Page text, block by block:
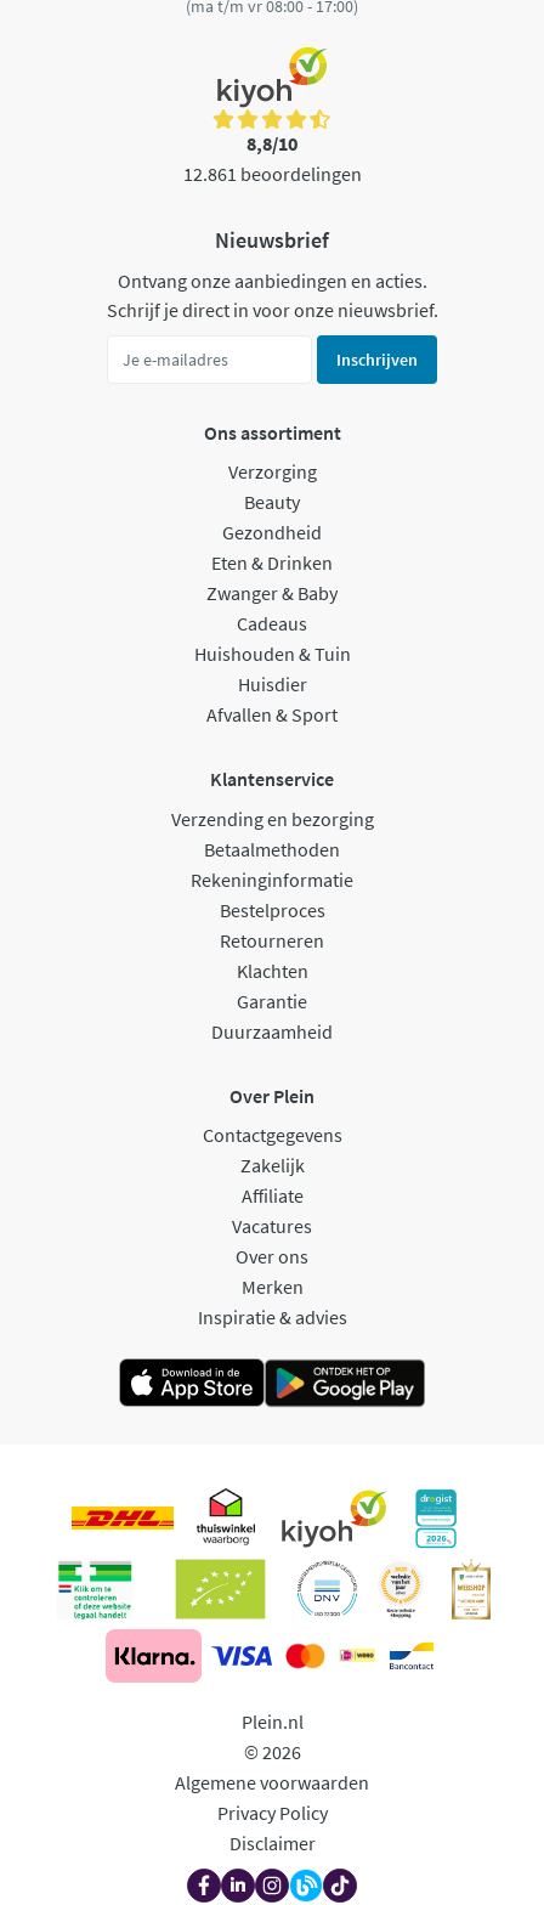
(ma t/m vr 08:00 - 17:00)
8,8/10
12.861 beoordelingen
Nieuwsbrief
Ontvang onze aanbiedingen en acties.
Schrijf je direct in voor onze nieuwsbrief.
Inschrijven
Ons assortiment
Verzorging
Beauty
Gezondheid
Eten & Drinken
Zwanger & Baby
Cadeaus
Huishouden & Tuin
Huisdier
Afvallen & Sport
Klantenservice
Verzending en bezorging
Betaalmethoden
Rekeninginformatie
Bestelproces
Retourneren
Klachten
Garantie
Duurzaamheid
Over Plein
Contactgegevens
Zakelijk
Affiliate
Vacatures
Over ons
Merken
Inspiratie & advies
Plein.nl
© 2026
Algemene voorwaarden
Privacy Policy
Disclaimer